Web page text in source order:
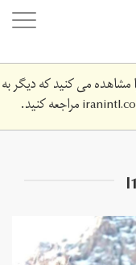
می کنید که دیگر به
مراجعه کنید.